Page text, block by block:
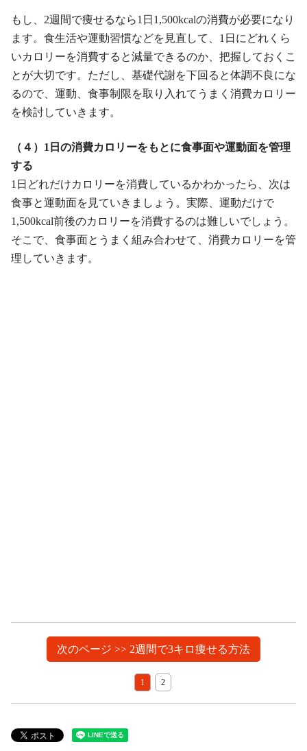
もし、2週間で痩せるなら1日1,500kcalの消費が必要になり
ます。食生活や運動習慣などを見直して、1日にどれくら
いカロリーを消費すると減量できるのか、把握しておくこ
とが大切です。ただし、基礎代謝を下回ると体調不良にな
るので、運動、食事制限を取り入れてうまく消費カロリー
を検討していきます。
（４）1日の消費カロリーをもとに食事面や運動面を管理
する
1日どれだけカロリーを消費しているかわかったら、次は
食事と運動面を見ていきましょう。実際、運動だけで
1,500kcal前後のカロリーを消費するのは難しいでしょう。
そこで、食事面とうまく組み合わせて、消費カロリーを管
理していきます。
次のページ >> 2週間で3キロ痩せる方法
1 2